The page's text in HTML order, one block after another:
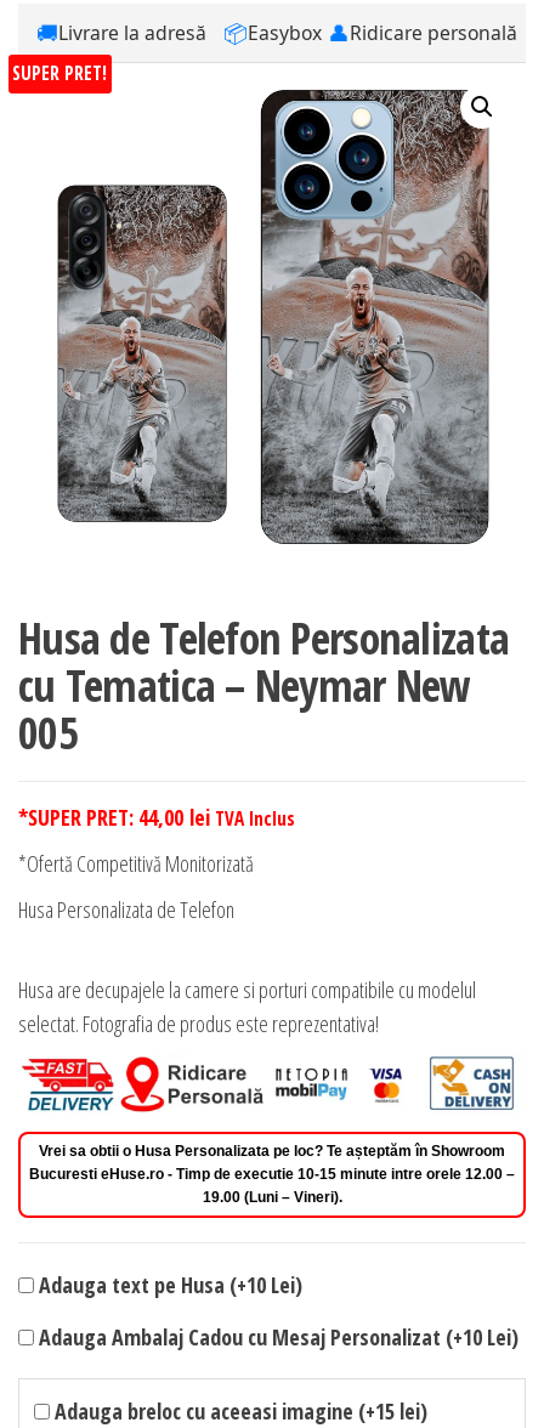
🚚Livrare la adresă 📦Easybox 👤Ridicare personală
SUPER PRET!
Husa de Telefon Personalizata
cu Tematica – Neymar New
005
*SUPER PRET: 44,00 lei TVA Inclus
*Ofertă Competitivă Monitorizată
Husa Personalizata de Telefon
Husa are decupajele la camere si porturi compatibile cu modelul
selectat. Fotografia de produs este reprezentativa!
Vrei sa obtii o Husa Personalizata pe loc? Te așteptăm în Showroom
Bucuresti eHuse.ro - Timp de executie 10-15 minute intre orele 12.00 –
19.00 (Luni – Vineri).
Adauga text pe Husa (+10 Lei)
Adauga Ambalaj Cadou cu Mesaj Personalizat (+10 Lei)
Adauga breloc cu aceeasi imagine (+15 lei)